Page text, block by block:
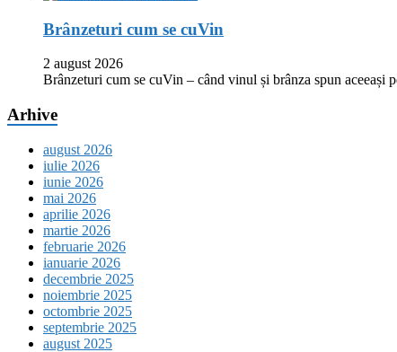
Brânzeturi cum se cuVin
2 august 2026
Brânzeturi cum se cuVin – când vinul și brânza spun aceeași
Arhive
august 2026
iulie 2026
iunie 2026
mai 2026
aprilie 2026
martie 2026
februarie 2026
ianuarie 2026
decembrie 2025
noiembrie 2025
octombrie 2025
septembrie 2025
august 2025